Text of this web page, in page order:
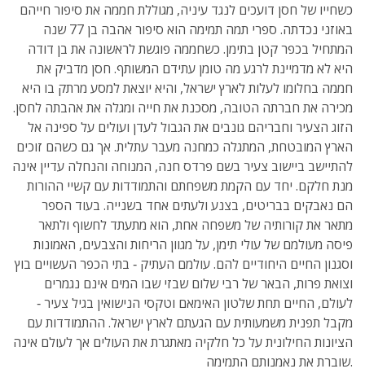
כשחייו של חסן דועכים לנגד עיניה, מגוללת חממה את סיפור חייהם
באוזני נכדתה. ספרי תמה תמימה הוא סיפור אהבה בן 77 שנה
המתחיל בכפר קטן בתימן. כשחממה פוגשת לראשונה את בן דודה
היא לא מדמיינת לרגע מה טומן עתידם המשותף. חסן מדביק את
חממה בחלומו לעלות לארץ ישראל, והיא יוצאת למסע מרתק בו היא
מכירה את חברתה הטובה, מסכנת את חייה ומגלה את אהבתה לחסן.
הזוג הצעיר וחבריהם גונבים את הגבול לעדן ועולים על ספינה אל
הארץ המובטחת, המתגלה כמחנה מעבר עתלית. אך גם כשהם זוכים
להתיישב ביישוב צעיר בשם פרדס חנה, המנוחה והנחלה עדיין אינה
מנת חלקם. יחד עם הקמת משפחתם והתמודדות עם קשיי ההורות
הם נאבקים בבריטים, בצנע ולעתים אחד בשנייה. בעוד הספר
מתאר את קורותיה של משפחה אחת, הוא מתעתד לחשוף ולתאר
פיסה מעולמם של עולי תימן, על מגוון הריחות והצבעים, האמונות
וסגנון החיים היחודיים להם. עולמם העתיק ‐ בתי הכפר העשויים בוץ
וצואת פרות, הבאר של רבי שלום שבזי שבו המים אינם נגמרים
לעולם, החיים תחת שלטון האימאם וטקסי הנישואין בגיל צעיר ‐
מקבל תפנית משמעותית עם הגעתם לארץ ישראל. ההתמודדות עם
הציונות החילונית על כל חלקיה מאתגרת את העולים אך לעולם אינה
שוברת את נאמנותם התמימה.